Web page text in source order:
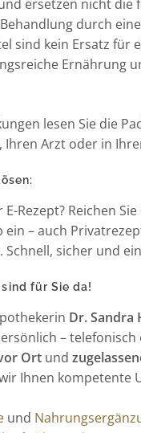
ersetzen nicht die
durch
sind kein Ersatz für
Ernährung
lesen Sie die
Ihren Arzt oder in
Rezept? Reichen
ein – auch
sicher und
für Sie da!
Dr. Sandra
– telefonisch
Ort und
Ihnen kompetente
und